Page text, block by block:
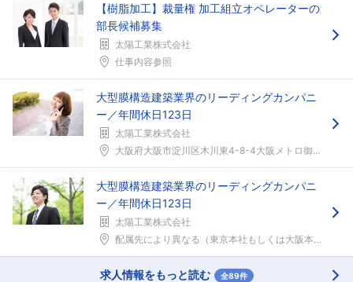
【樹脂加工】裁量権 加工組立オペレーターの
部長候補募集
太陽工業株式会社
仕事内容参照
大型膜構造建築業界のリーディングカンパニ
ー／年間休日123日
太陽工業株式会社
大阪府大阪市淀川区木川東4-8-4大阪メトロ御堂筋...
大型膜構造建築業界のリーディングカンパニ
ー／年間休日123日
太陽工業株式会社
配属先により異なる（東京本社もしくは大阪本社）配属...
求人情報をもっと読む 全89件